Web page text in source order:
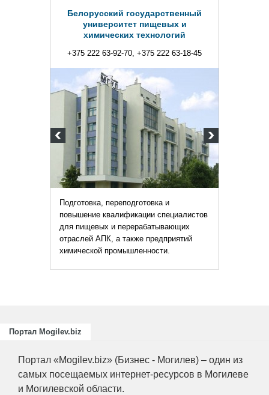
Белорусский государственный
университет пищевых и
химических технологий
+375 222 63-92-70, +375 222 63-18-45
Подготовка, переподготовка и
повышение квалификации специалистов
для пищевых и перерабатывающих
отраслей АПК, а также предприятий
химической промышленности.
Портал Mogilev.biz
Портал «Mogilev.biz» (Бизнес - Могилев) – один из
самых посещаемых интернет-ресурсов в Могилеве
и Могилевской области.